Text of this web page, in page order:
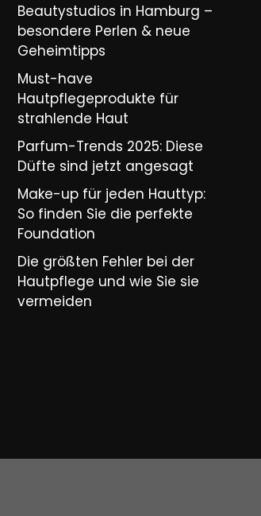
Beautystudios in Hamburg –
besondere Perlen & neue
Geheimtipps
Must-have
Hautpflegeprodukte für
strahlende Haut
Parfum-Trends 2025: Diese
Düfte sind jetzt angesagt
Make-up für jeden Hauttyp:
So finden Sie die perfekte
Foundation
Die größten Fehler bei der
Hautpflege und wie Sie sie
vermeiden